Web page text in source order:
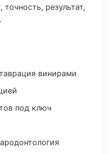
результат,
винирами
под ключ